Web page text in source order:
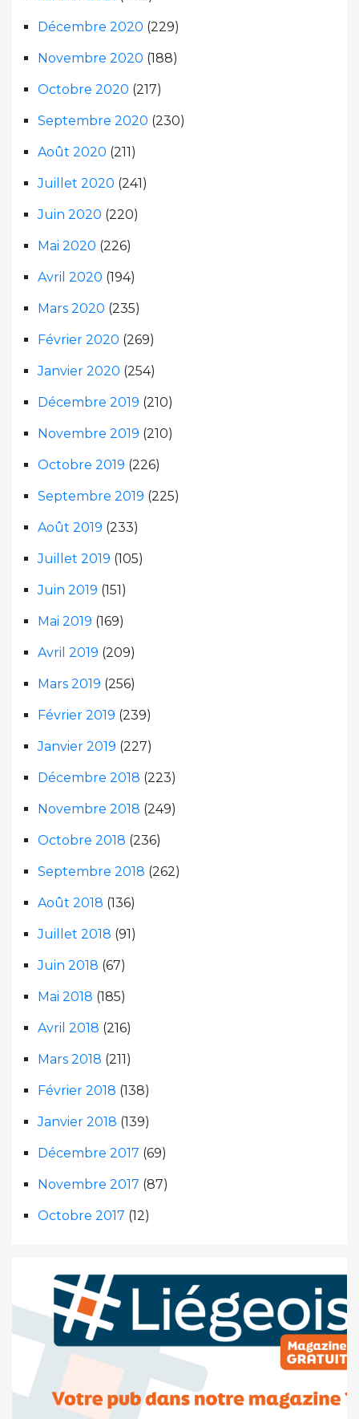
Décembre 2020 (229)
Novembre 2020 (188)
Octobre 2020 (217)
Septembre 2020 (230)
Août 2020 (211)
Juillet 2020 (241)
Juin 2020 (220)
Mai 2020 (226)
Avril 2020 (194)
Mars 2020 (235)
Février 2020 (269)
Janvier 2020 (254)
Décembre 2019 (210)
Novembre 2019 (210)
Octobre 2019 (226)
Septembre 2019 (225)
Août 2019 (233)
Juillet 2019 (105)
Juin 2019 (151)
Mai 2019 (169)
Avril 2019 (209)
Mars 2019 (256)
Février 2019 (239)
Janvier 2019 (227)
Décembre 2018 (223)
Novembre 2018 (249)
Octobre 2018 (236)
Septembre 2018 (262)
Août 2018 (136)
Juillet 2018 (91)
Juin 2018 (67)
Mai 2018 (185)
Avril 2018 (216)
Mars 2018 (211)
Février 2018 (138)
Janvier 2018 (139)
Décembre 2017 (69)
Novembre 2017 (87)
Octobre 2017 (12)